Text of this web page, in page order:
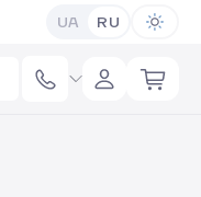
UA RU